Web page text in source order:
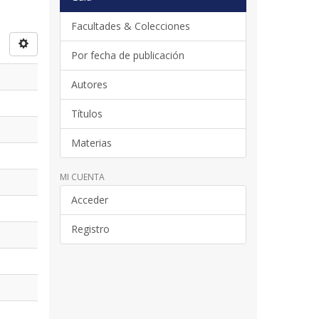
Facultades & Colecciones
Por fecha de publicación
Autores
Títulos
Materias
MI CUENTA
Acceder
Registro